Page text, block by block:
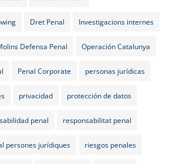
Dret Penal Investigacions internes
Defensa Penal Operación Catalunya
Penal Corporate personas jurídicas
privacidad protección de datos
penal responsabilitat penal
persones jurídiques riesgos penales